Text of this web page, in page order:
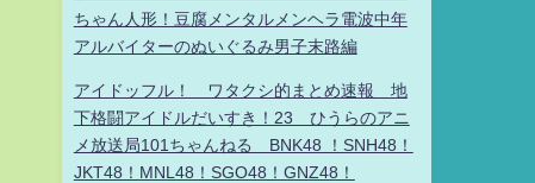
ちゃん人形！豆腐メンタルメンヘラ電波中年
アルバイターのぬいぐるみ男子末路編
アイドッフル！ ワタクシ的まとめ速報 地
下格闘アイドルだいすき！23 ひうらのアニ
メ放送局101ちゃんねる BNK48 ！SNH48！
JKT48！MNL48！SGO48！GNZ48！